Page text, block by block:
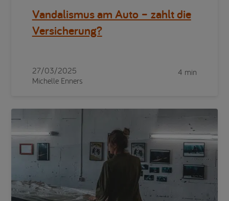
Vandalismus am Auto – zahlt die
Versicherung?
27/03/2025
Michelle Enners
4 min